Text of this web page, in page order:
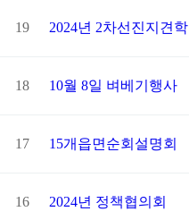
19 2024년 2차선진지견학
18 10월 8일 벼베기행사
17 15개읍면순회설명회
16 2024년 정책협의회